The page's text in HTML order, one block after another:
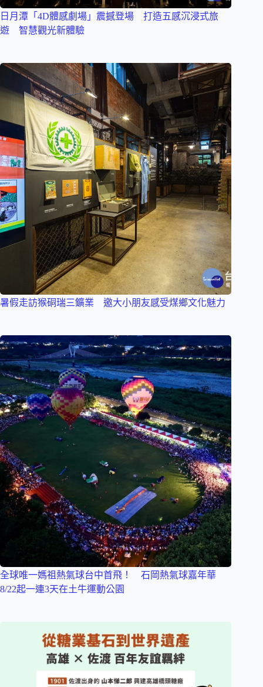
日月潭「4D體感劇場」震撼登場 打造五感沉浸式旅
遊 智慧觀光新體驗
暑假走訪猴硐瑞三鑛業 邀大小朋友感受煤鄉文化魅力
全球唯一媽祖熱氣球台中首飛！ 石岡熱氣球嘉年華
8/22起一連3天在土牛運動公園